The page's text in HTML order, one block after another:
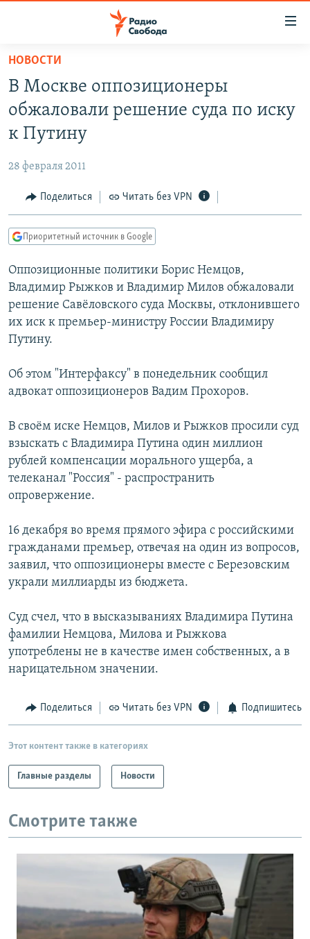
упрощенного
доступа
Вернуться
основному
Вернутся
Вернутся
поиску
ПОДКАСТЫ
АВТОРСКИЕ ПРОЕКТЫ
МНЕНИЯ
КУЛЬТУРА
КАВКАЗ.РЕАЛИИ
СЕВЕР.РЕАЛИИ
СИБИРЬ.РЕАЛИИ
РАСПИСАНИЕ ВЕЩАНИЯ
ПОДПИШИТЕСЬ НА РАССЫЛКУ
Все сайты РСЕ/РС
НОВОСТИ
В Москве оппозиционеры
обжаловали решение суда по иску
к Путину
28 февраля 2011
Поделиться Читать без VPN
Приоритетный источник в Google
Оппозиционные политики Борис Немцов,
Владимир Рыжков и Владимир Милов обжаловали
решение Савёловского суда Москвы, отклонившего
их иск к премьер-министру России Владимиру
Путину.
Об этом "Интерфаксу" в понедельник сообщил
адвокат оппозиционеров Вадим Прохоров.
В своём иске Немцов, Милов и Рыжков просили суд
взыскать с Владимира Путина один миллион
рублей компенсации морального ущерба, а
телеканал "Россия" - распространить
опровержение.
16 декабря во время прямого эфира с российскими
гражданами премьер, отвечая на один из вопросов,
заявил, что оппозиционеры вместе с Березовским
украли миллиарды из бюджета.
Суд счел, что в высказываниях Владимира Путина
фамилии Немцова, Милова и Рыжкова
употреблены не в качестве имен собственных, а в
нарицательном значении.
Поделиться Читать без VPN Подпишитесь
Этот контент также в категориях
Главные разделы Новости
Смотрите также